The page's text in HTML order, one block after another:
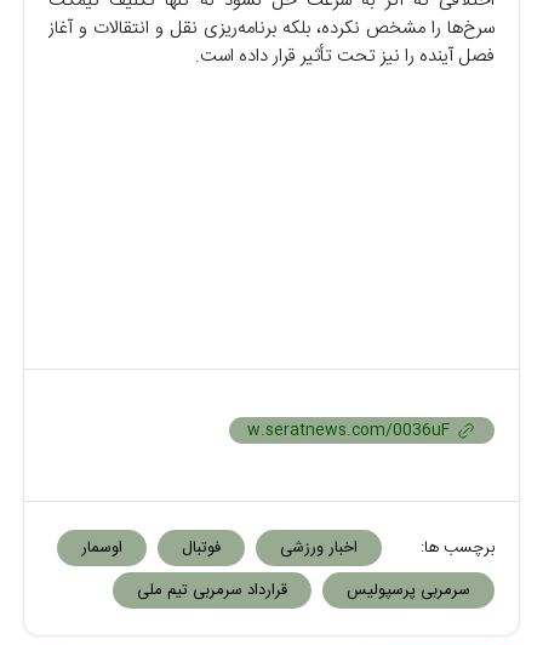
سرخ‌ها را مشخص نکرده، بلکه برنامه‌ریزی نقل و انتقالات و آغاز
فصل آینده را نیز تحت تأثیر قرار داده است.
برچسب ها: اخبار ورزشی فوتبال
اوسمار
سرمربی پرسپولیس
قرارداد سرمربی تیم ملی